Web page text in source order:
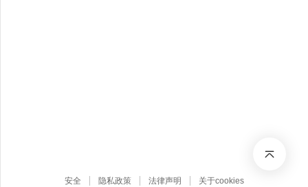
安全 隐私政策 法律声明 关于cookies